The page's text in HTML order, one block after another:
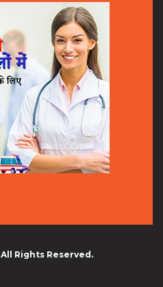
All Rights Reserved.